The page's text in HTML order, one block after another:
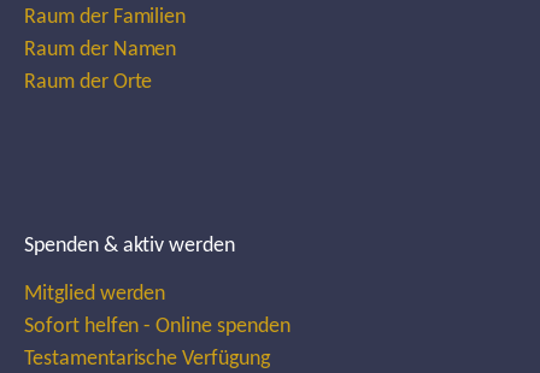
Raum der Familien
Raum der Namen
Raum der Orte
Spenden & aktiv werden
Mitglied werden
Sofort helfen - Online spenden
Testamentarische Verfügung